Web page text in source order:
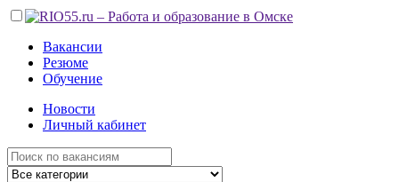
Вакансии
Резюме
Обучение
Новости
Личный кабинет